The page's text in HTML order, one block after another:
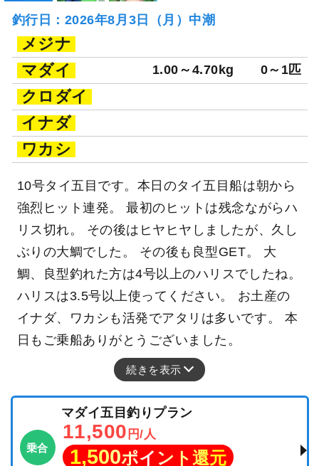
釣行日：2026年8月3日（月）中潮
メジナ
マダイ
1.00～4.70kg 0～1匹
クロダイ
イナダ
ワカシ
10号タイ五目です。本日のタイ五目船は朝から
強烈ヒット連発。 最初のヒットは残念ながらハ
リス切れ。 その後はヒヤヒヤしましたが、久し
ぶりの大鯛でした。 その後も良型GET。 大
鯛、良型釣れた方は4号以上のハリスでしたね。
ハリスは3.5号以上使ってください。 お土産の
イナダ、ワカシも活発でアタリは多いです。 本
日もご乗船ありがとうございました。
続きを表示
乗合
マダイ五目釣りプラン
11,500 円/人
1,500ポイント還元